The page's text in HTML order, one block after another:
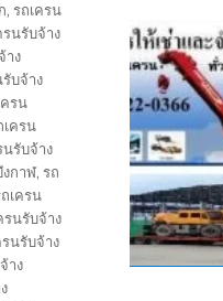
,รถเครน
รนรับจ้าง
าง
บจ้าง
ครน
เครน
นรับจ้าง
งกาฬ,รถ
เครน
รนรับจ้าง
รนรับจ้าง
าง